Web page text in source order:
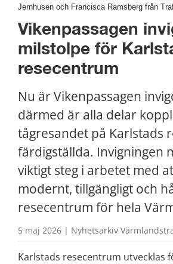
Jernhusen och Francisca Ramsberg från
Vikenpassagen
milstolpe för
resecentrum
Nu är Vikenpassagen
därmed är alla delar
tågresandet på Karlstads
färdigställda. Invigningen
viktigt steg i arbetet med
modernt, tillgängligt och
resecentrum för hela
5 maj 2026 | Nyhetsarkiv
Karlstads resecentrum utvecklas